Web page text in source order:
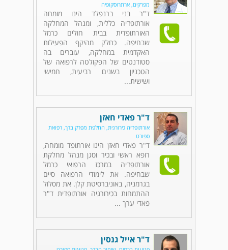
מפרקים, ארתרוסקופיה
ד"ר בני ברנפלד הינו מומחה
אורתופדיה כללית, ומנהל המחלקה
האורתופדית בבית חולים כרמל
שבחיפה. כחלק מהיקף הפעילות
האקדמית במחלקה, עוברים בה
סטודנטים של הפקולטה לרפואה של
הטכניון בשנים רביעית, חמישי
ושישית...
ד"ר פאדי חאזן
אורתופדיה כירורגית, החלפת מפרק ברך, רפואת
ספורט
ד"ר פאדי חאזן הינו אורתופד מומחה,
רופא ראשי ובכיר וסגן מנהל מחלקת
אורתופדיה במרכז הרפואי כרמל
שבחיפה. את לימודי הרפואה סיים
בגרמניה, באוניברסיטת קלן. את מסלול
ההתמחות בכירורגיה אורתופדית ד"ר
פאדי ערך ...
ד"ר אייל גנסין